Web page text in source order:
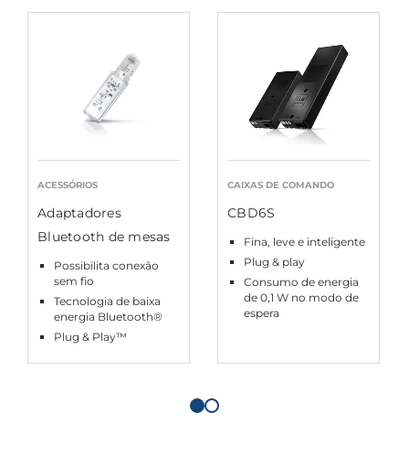
ACESSÓRIOS
Adaptadores
Bluetooth de mesas
Possibilita conexão
sem fio
Tecnologia de baixa
energia Bluetooth®
Plug & Play™
CAIXAS DE COMANDO
CBD6S
Fina, leve e inteligente
Plug & play
Consumo de energia
de 0,1 W no modo de
espera